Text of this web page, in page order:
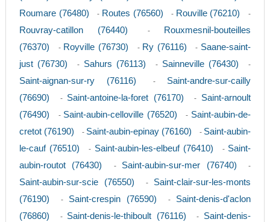
Roumare (76480) - Routes (76560) - Rouville (76210) -
Rouvray-catillon (76440) -
Rouxmesnil-bouteilles
(76370)
- Royville (76730) - Ry (76116) - Saane-saint-
just (76730)
- Sahurs (76113) - Sainneville (76430) -
Saint-aignan-sur-ry (76116) - Saint-andre-sur-cailly
(76690)
- Saint-antoine-la-foret (76170) - Saint-arnoult
(76490)
- Saint-aubin-celloville (76520) - Saint-aubin-de-
cretot (76190)
- Saint-aubin-epinay (76160) - Saint-aubin-
le-cauf (76510)
- Saint-aubin-les-elbeuf (76410) - Saint-
aubin-routot (76430)
- Saint-aubin-sur-mer (76740) -
Saint-aubin-sur-scie (76550) - Saint-clair-sur-les-monts
(76190)
- Saint-crespin (76590) - Saint-denis-d'aclon
(76860)
- Saint-denis-le-thiboult (76116) - Saint-denis-